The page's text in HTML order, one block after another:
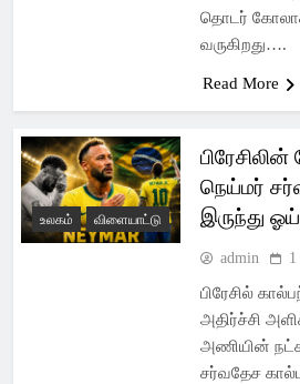
தொடர்
வருகிறது….
Read More
உலகம் விளையாட்டு
நெய்மர்
இருந்து
admin
பிரேசில்
அதிர்ச்சி
அணியின்
சர்வதேச